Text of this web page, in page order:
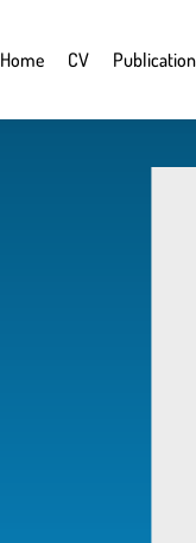
Website
Home CV